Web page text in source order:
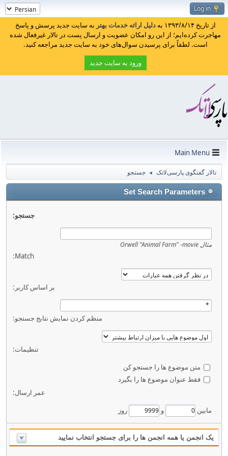
Log in
از تاریخ ۱۳۹۳/۸/۱۴ به دلیل ارائه خدمات بهتر به سایت جدید پرسش و پاسخ
مهاجرت کرده‌ایم؛ از این رو امکان عضویت و ارسال پست در تالار غیرفعال شده
است. لطفاً برای پرسیدن سوال‌های خود به سایت جدید مراجعه کنید.
ورود به سایت جدید
Main Menu
تالار گفتگوی پارسی‌لاتک ◄ جستجو
Set Search Parameters
جستجو:
مثال
Match:
بر اساس کاربر:
منظم کردن نمایش نتایج جستجو:
تنظیمات:
متن موضوع ها را جستجو کن
فقط عنوان موضوع ها را بگیرد
عمر ارسال:
مابین
و روز
یک انجمن یا همه انجمن ها را برای جستجو انتخاب نمایید